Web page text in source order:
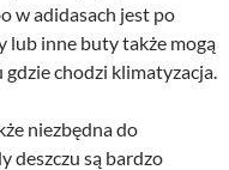
w adidasach jest po
lub inne buty także mogą
chodzi klimatyzacja.
niezbędna do
deszczu są bardzo